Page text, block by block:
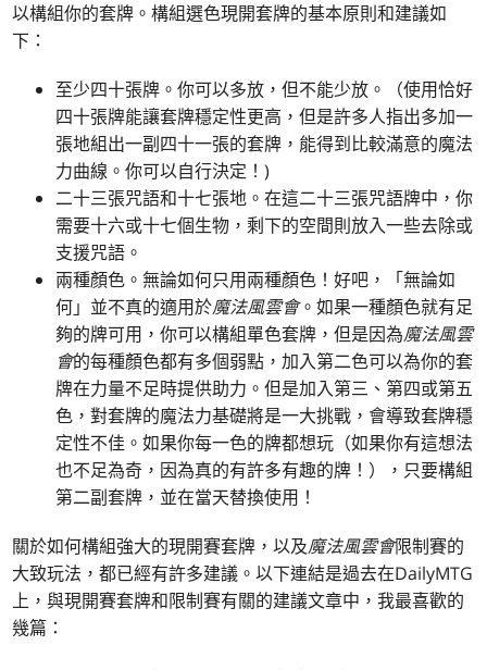
以構組你的套牌。構組選色現開套牌的基本原則和建議如
下：
至少四十張牌。你可以多放，但不能少放。（使用恰好
四十張牌能讓套牌穩定性更高，但是許多人指出多加一
張地組出一副四十一張的套牌，能得到比較滿意的魔法
力曲線。你可以自行決定！)
二十三張咒語和十七張地。在這二十三張咒語牌中，你
需要十六或十七個生物，剩下的空間則放入一些去除或
支援咒語。
兩種顏色。無論如何只用兩種顏色！好吧，「無論如
何」並不真的適用於魔法風雲會。如果一種顏色就有足
夠的牌可用，你可以構組單色套牌，但是因為魔法風雲
會的每種顏色都有多個弱點，加入第二色可以為你的套
牌在力量不足時提供助力。但是加入第三、第四或第五
色，對套牌的魔法力基礎將是一大挑戰，會導致套牌穩
定性不佳。如果你每一色的牌都想玩（如果你有這想法
也不足為奇，因為真的有許多有趣的牌！），只要構組
第二副套牌，並在當天替換使用！
關於如何構組強大的現開賽套牌，以及魔法風雲會限制賽的
大致玩法，都已經有許多建議。以下連結是過去在DailyMTG
上，與現開賽套牌和限制賽有關的建議文章中，我最喜歡的
幾篇：